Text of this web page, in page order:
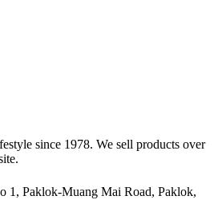
since 1978. We sell products over
1, Paklok-Muang Mai Road, Paklok,